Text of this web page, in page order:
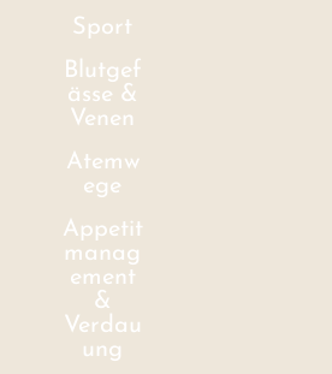
Sport
Blutgef
ässe &
Venen
Atemw
ege
Appetit
manag
ement
&
Verdau
ung